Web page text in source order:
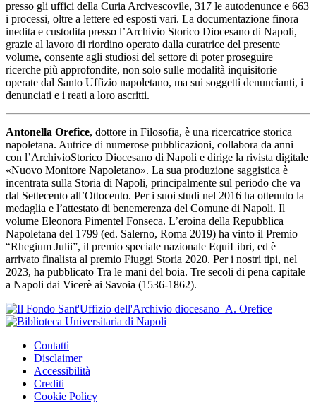
presso gli uffici della Curia Arcivescovile, 317 le autodenunce e 663
i processi, oltre a lettere ed esposti vari. La documentazione finora
inedita e custodita presso l’Archivio Storico Diocesano di Napoli,
grazie al lavoro di riordino operato dalla curatrice del presente
volume, consente agli studiosi del settore di poter proseguire
ricerche più approfondite, non solo sulle modalità inquisitorie
operate dal Santo Uffizio napoletano, ma sui soggetti denuncianti, i
denunciati e i reati a loro ascritti.
Antonella Orefice, dottore in Filosofia, è una ricercatrice storica
napoletana. Autrice di numerose pubblicazioni, collabora da anni
con l’ArchivioStorico Diocesano di Napoli e dirige la rivista digitale
«Nuovo Monitore Napoletano». La sua produzione saggistica è
incentrata sulla Storia di Napoli, principalmente sul periodo che va
dal Settecento all’Ottocento. Per i suoi studi nel 2016 ha ottenuto la
medaglia e l’attestato di benemerenza del Comune di Napoli. Il
volume Eleonora Pimentel Fonseca. L’eroina della Repubblica
Napoletana del 1799 (ed. Salerno, Roma 2019) ha vinto il Premio
“Rhegium Julii”, il premio speciale nazionale EquiLibri, ed è
arrivato finalista al premio Fiuggi Storia 2020. Per i nostri tipi, nel
2023, ha pubblicato Tra le mani del boia. Tre secoli di pena capitale
a Napoli dai Vicerè ai Savoia (1536-1862).
Contatti
Disclaimer
Accessibilità
Crediti
Cookie Policy